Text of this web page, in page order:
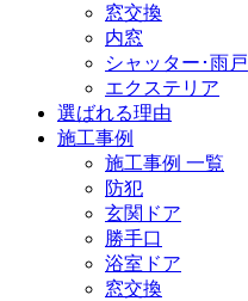
窓交換
内窓
シャッター･雨戸
エクステリア
選ばれる理由
施工事例
施工事例 一覧
防犯
玄関ドア
勝手口
浴室ドア
窓交換